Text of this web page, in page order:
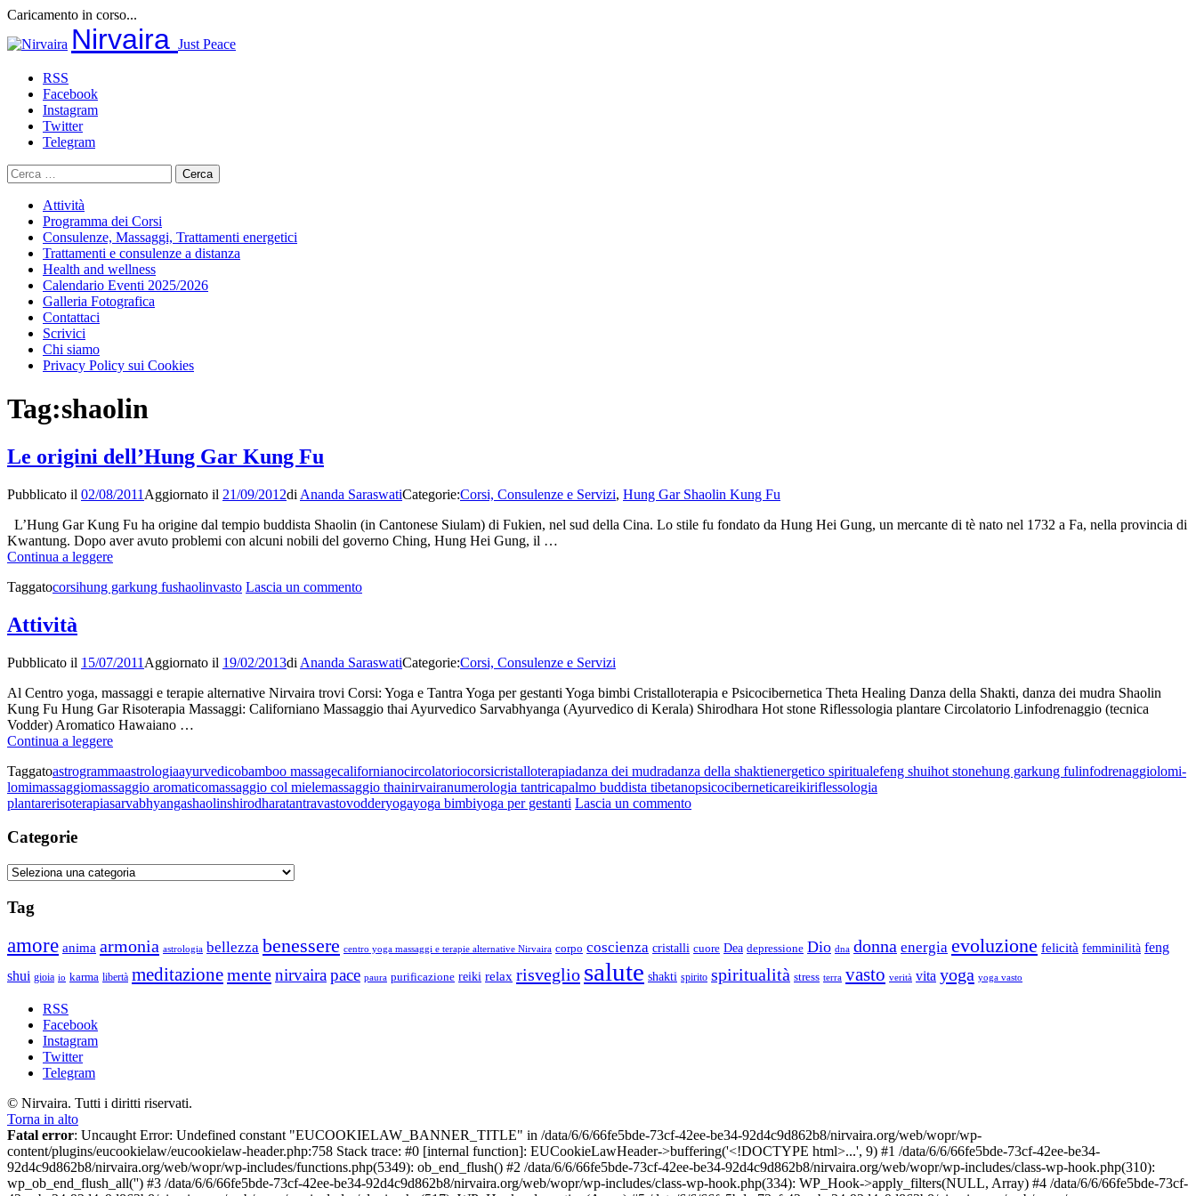
Caricamento in corso...
al
Nirvaira Just Peace
RSS
Facebook
Instagram
Twitter
Telegram
Ricerca
per:
Attività
Programma dei Corsi
Consulenze, Massaggi, Trattamenti energetici
Trattamenti e consulenze a distanza
Health and wellness
Calendario Eventi 2025/2026
Galleria Fotografica
Contattaci
Scrivici
Chi siamo
Privacy Policy sui Cookies
Tag:shaolin
Le origini dell’Hung Gar Kung Fu
Pubblicato il 02/08/2011 Aggiornato il 21/09/2012di Ananda SaraswatiCategorie:Corsi, Consulenze e Servizi, Hung Gar Shaolin Kung Fu
L’Hung Gar Kung Fu ha origine dal tempio buddista Shaolin (in Cantonese Siulam) di Fukien, nel sud della Cina. Lo stile fu fondato da Hung Hei Gung, un mercante di tè nato nel 1732 a Fa, nella provincia di
Kwantung. Dopo aver avuto problemi con alcuni nobili del governo Ching, Hung Hei Gung, il …
Continua a leggereLe
dell’Hung
Taggatocorsihung garkung fushaolinvasto Lascia un commentosu
Kung
Attività
Pubblicato il 15/07/2011 Aggiornato il 19/02/2013di Ananda SaraswatiCategorie:Corsi, Consulenze e Servizi
Al Centro yoga, massaggi e terapie alternative Nirvaira trovi Corsi: Yoga e Tantra Yoga per gestanti Yoga bimbi Cristalloterapia e Psicocibernetica Theta Healing Danza della Shakti, danza dei mudra Shaolin
Kung Fu Hung Gar Risoterapia Massaggi: Californiano Massaggio thai Ayurvedico Sarvabhyanga (Ayurvedico di Kerala) Shirodhara Hot stone Riflessologia plantare Circolatorio Linfodrenaggio (tecnica
Vodder) Aromatico Hawaiano …
Continua a leggereAttività
Taggatoastrogrammaastrologiaayurvedicobamboo massagecalifornianocircolatoriocorsicristalloterapiadanza dei mudradanza della shaktienergetico spiritualefeng shuihot stonehung garkung fulinfodrenaggiolomi-
lomimassaggiomassaggio aromaticomassaggio col mielemassaggio thainirvairanumerologia tantricapalmo buddista tibetanopsicociberneticareikiriflessologia
plantarerisoterapiasarvabhyangashaolinshirodharatantravastovodderyogayoga bimbiyoga per gestanti Lascia un commentosu
Categorie
Categorie
Tag
amore anima armonia astrologia bellezza benessere centro yoga massaggi e terapie alternative Nirvaira corpo coscienza cristalli cuore Dea depressione Dio dna donna energia evoluzione felicità femminilità feng
shui gioia io karma libertà meditazionementenirvairapace paura purificazione reiki relax risveglio salute shakti spirito spiritualità stress terra vasto verità vita yoga yoga vasto
RSS
Facebook
Instagram
Twitter
Telegram
© Nirvaira. Tutti i diritti riservati.
Torna in alto
Fatal error: Uncaught Error: Undefined constant "EUCOOKIELAW_BANNER_TITLE" in /data/6/6/66fe5bde-73cf-42ee-be34-92d4c9d862b8/nirvaira.org/web/wopr/wp-
content/plugins/eucookielaw/eucookielaw-header.php:758 Stack trace: #0 [internal function]: EUCookieLawHeader->buffering('<!DOCTYPE html>...', 9) #1 /data/6/6/66fe5bde-73cf-42ee-be34-
92d4c9d862b8/nirvaira.org/web/wopr/wp-includes/functions.php(5349): ob_end_flush() #2 /data/6/6/66fe5bde-73cf-42ee-be34-92d4c9d862b8/nirvaira.org/web/wopr/wp-includes/class-wp-hook.php(310):
wp_ob_end_flush_all('') #3 /data/6/6/66fe5bde-73cf-42ee-be34-92d4c9d862b8/nirvaira.org/web/wopr/wp-includes/class-wp-hook.php(334): WP_Hook->apply_filters(NULL, Array) #4 /data/6/6/66fe5bde-73cf-